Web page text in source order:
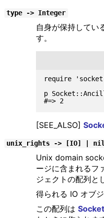
type -> Integer
自身が保持してい
す。
require
p
#=> 2
[SEE_ALSO]
unix_rights -> [IO] |
Unix domain
ージに含まれるフ
ジェクトの配列と
得られる IO オブ
この配列は